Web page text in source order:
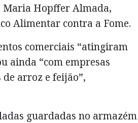
Maria Hopffer Almada,
Alimentar contra a Fome.
comerciais “atingiram
ainda “com empresas
arroz e feijão”,
guardadas no armazém